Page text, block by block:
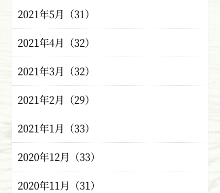
2021年5月（31）
2021年4月（32）
2021年3月（32）
2021年2月（29）
2021年1月（33）
2020年12月（33）
2020年11月（31）